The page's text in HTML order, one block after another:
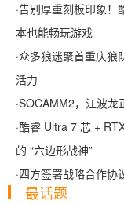
·告别厚重刻板印象！
本也能畅玩游戏
·众多狼迷聚首重庆狼
活力
·SOCAMM2，江波龙
·酷睿 Ultra 7 芯 +
的 “六边形战神”
·四方签署战略合作协
最话题